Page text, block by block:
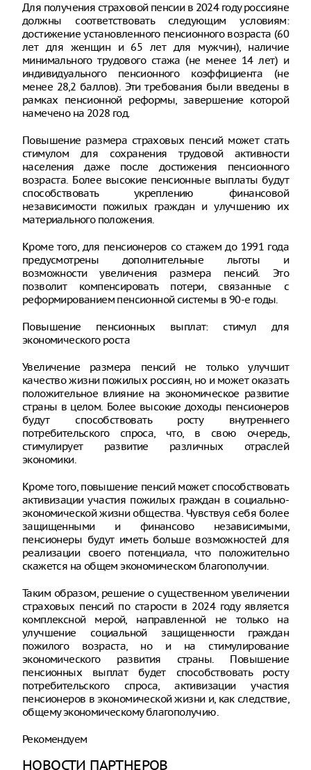
Для получения страховой пенсии в 2024 году россияне
должны соответствовать следующим условиям:
достижение установленного пенсионного возраста (60
лет для женщин и 65 лет для мужчин), наличие
минимального трудового стажа (не менее 14 лет) и
индивидуального пенсионного коэффициента (не
менее 28,2 баллов). Эти требования были введены в
рамках пенсионной реформы, завершение которой
намечено на 2028 год.
Повышение размера страховых пенсий может стать
стимулом для сохранения трудовой активности
населения даже после достижения пенсионного
возраста. Более высокие пенсионные выплаты будут
способствовать укреплению финансовой
независимости пожилых граждан и улучшению их
материального положения.
Кроме того, для пенсионеров со стажем до 1991 года
предусмотрены дополнительные льготы и
возможности увеличения размера пенсий. Это
позволит компенсировать потери, связанные с
реформированием пенсионной системы в 90-е годы.
Повышение пенсионных выплат: стимул для
экономического роста
Увеличение размера пенсий не только улучшит
качество жизни пожилых россиян, но и может оказать
положительное влияние на экономическое развитие
страны в целом. Более высокие доходы пенсионеров
будут способствовать росту внутреннего
потребительского спроса, что, в свою очередь,
стимулирует развитие различных отраслей
экономики.
Кроме того, повышение пенсий может способствовать
активизации участия пожилых граждан в социально-
экономической жизни общества. Чувствуя себя более
защищенными и финансово независимыми,
пенсионеры будут иметь больше возможностей для
реализации своего потенциала, что положительно
скажется на общем экономическом благополучии.
Таким образом, решение о существенном увеличении
страховых пенсий по старости в 2024 году является
комплексной мерой, направленной не только на
улучшение социальной защищенности граждан
пожилого возраста, но и на стимулирование
экономического развития страны. Повышение
пенсионных выплат будет способствовать росту
потребительского спроса, активизации участия
пенсионеров в экономической жизни и, как следствие,
общему экономическому благополучию.
Рекомендуем
НОВОСТИ ПАРТНЕРОВ